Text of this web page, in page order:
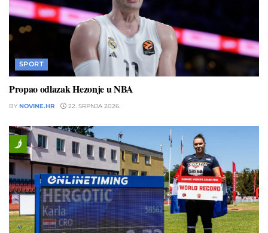
SPORT
Propao odlazak Hezonje u NBA
BY NOVINE.HR 22. SRPNJA 2026.